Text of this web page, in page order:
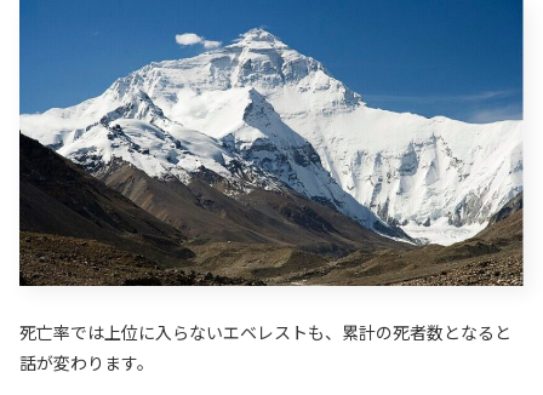
死亡率では上位に入らないエベレストも、累計の死者数となると
話が変わります。